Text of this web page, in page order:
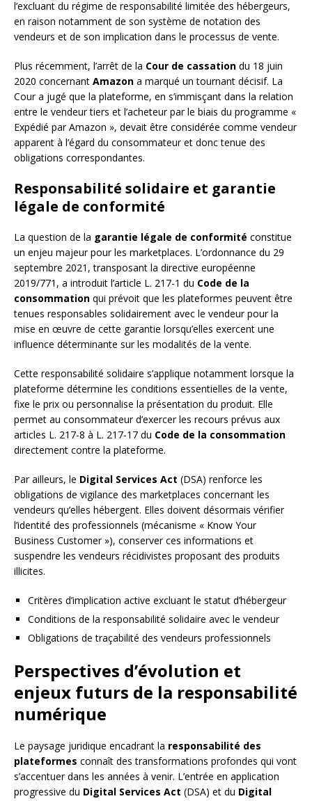
l’excluant du régime de responsabilité limitée des hébergeurs,
en raison notamment de son système de notation des
vendeurs et de son implication dans le processus de vente.
Plus récemment, l’arrêt de la Cour de cassation du 18 juin
2020 concernant Amazon a marqué un tournant décisif. La
Cour a jugé que la plateforme, en s’immisçant dans la relation
entre le vendeur tiers et l’acheteur par le biais du programme «
Expédié par Amazon », devait être considérée comme vendeur
apparent à l’égard du consommateur et donc tenue des
obligations correspondantes.
Responsabilité solidaire et garantie
légale de conformité
La question de la garantie légale de conformité constitue
un enjeu majeur pour les marketplaces. L’ordonnance du 29
septembre 2021, transposant la directive européenne
2019/771, a introduit l’article L. 217-1 du Code de la
consommation qui prévoit que les plateformes peuvent être
tenues responsables solidairement avec le vendeur pour la
mise en œuvre de cette garantie lorsqu’elles exercent une
influence déterminante sur les modalités de la vente.
Cette responsabilité solidaire s’applique notamment lorsque la
plateforme détermine les conditions essentielles de la vente,
fixe le prix ou personnalise la présentation du produit. Elle
permet au consommateur d’exercer les recours prévus aux
articles L. 217-8 à L. 217-17 du Code de la consommation
directement contre la plateforme.
Par ailleurs, le Digital Services Act (DSA) renforce les
obligations de vigilance des marketplaces concernant les
vendeurs qu’elles hébergent. Elles doivent désormais vérifier
l’identité des professionnels (mécanisme « Know Your
Business Customer »), conserver ces informations et
suspendre les vendeurs récidivistes proposant des produits
illicites.
Critères d’implication active excluant le statut d’hébergeur
Conditions de la responsabilité solidaire avec le vendeur
Obligations de traçabilité des vendeurs professionnels
Perspectives d’évolution et
enjeux futurs de la responsabilité
numérique
Le paysage juridique encadrant la responsabilité des
plateformes connaît des transformations profondes qui vont
s’accentuer dans les années à venir. L’entrée en application
progressive du Digital Services Act (DSA) et du Digital